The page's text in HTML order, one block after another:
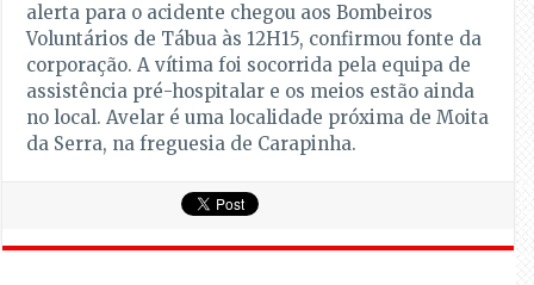
alerta para o acidente chegou aos Bombeiros
Voluntários de Tábua às 12H15, confirmou fonte da
corporação. A vítima foi socorrida pela equipa de
assistência pré-hospitalar e os meios estão ainda
no local. Avelar é uma localidade próxima de Moita
da Serra, na freguesia de Carapinha.